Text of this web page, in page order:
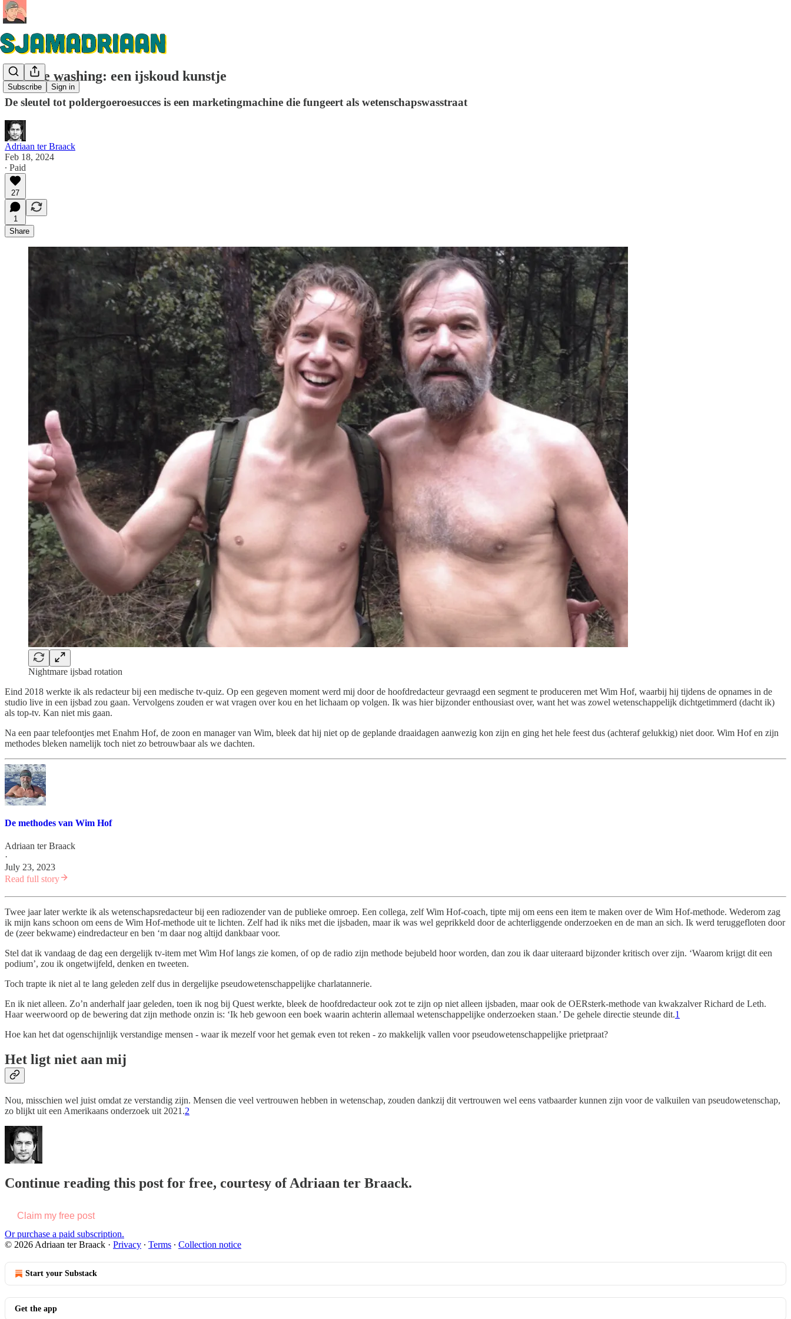
Subscribe Sign in
Science washing: een ijskoud kunstje
De sleutel tot poldergoeroesucces is een marketingmachine die fungeert als wetenschapswasstraat
Adriaan ter Braack
Feb 18, 2024
∙ Paid
27
1
Share
Nightmare ijsbad rotation
Eind 2018 werkte ik als redacteur bij een medische tv-quiz. Op een gegeven moment werd mij door de hoofdredacteur gevraagd een segment te produceren met Wim Hof, waarbij hij tijdens de opnames in de
studio live in een ijsbad zou gaan. Vervolgens zouden er wat vragen over kou en het lichaam op volgen. Ik was hier bijzonder enthousiast over, want het was zowel wetenschappelijk dichtgetimmerd (dacht ik)
als top-tv. Kan niet mis gaan.
Na een paar telefoontjes met Enahm Hof, de zoon en manager van Wim, bleek dat hij niet op de geplande draaidagen aanwezig kon zijn en ging het hele feest dus (achteraf gelukkig) niet door. Wim Hof en zijn
methodes bleken namelijk toch niet zo betrouwbaar als we dachten.
De methodes van Wim Hof
Adriaan ter Braack
·
July 23, 2023
Read full story
Twee jaar later werkte ik als wetenschapsredacteur bij een radiozender van de publieke omroep. Een collega, zelf Wim Hof-coach, tipte mij om eens een item te maken over de Wim Hof-methode. Wederom zag
ik mijn kans schoon om eens de Wim Hof-methode uit te lichten. Zelf had ik niks met die ijsbaden, maar ik was wel geprikkeld door de achterliggende onderzoeken en de man an sich. Ik werd teruggefloten door
de (zeer bekwame) eindredacteur en ben ‘m daar nog altijd dankbaar voor.
Stel dat ik vandaag de dag een dergelijk tv-item met Wim Hof langs zie komen, of op de radio zijn methode bejubeld hoor worden, dan zou ik daar uiteraard bijzonder kritisch over zijn. ‘Waarom krijgt dit een
podium’, zou ik ongetwijfeld, denken en tweeten.
Toch trapte ik niet al te lang geleden zelf dus in dergelijke pseudowetenschappelijke charlatannerie.
En ik niet alleen. Zo’n anderhalf jaar geleden, toen ik nog bij Quest werkte, bleek de hoofdredacteur ook zot te zijn op niet alleen ijsbaden, maar ook de OERsterk-methode van kwakzalver Richard de Leth.
Haar weerwoord op de bewering dat zijn methode onzin is: ‘Ik heb gewoon een boek waarin achterin allemaal wetenschappelijke onderzoeken staan.’ De gehele directie steunde dit.1
Hoe kan het dat ogenschijnlijk verstandige mensen - waar ik mezelf voor het gemak even tot reken - zo makkelijk vallen voor pseudowetenschappelijke prietpraat?
Het ligt niet aan mij
Nou, misschien wel juist omdat ze verstandig zijn. Mensen die veel vertrouwen hebben in wetenschap, zouden dankzij dit vertrouwen wel eens vatbaarder kunnen zijn voor de valkuilen van pseudowetenschap,
zo blijkt uit een Amerikaans onderzoek uit 2021.2
Continue reading this post for free, courtesy of Adriaan ter Braack.
Claim my free post
Or purchase a paid subscription.
© 2026 Adriaan ter Braack · Privacy ∙ Terms ∙ Collection notice
Start your Substack
Get the app